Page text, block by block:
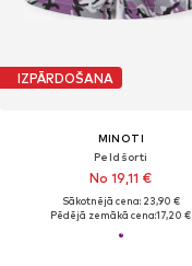
IZPĀRDOŠANA
MINOTI
Peldšorti
No 19,11 €
Sākotnējā cena: 23,90 €
Pēdējā zemākā cena:17,20 €